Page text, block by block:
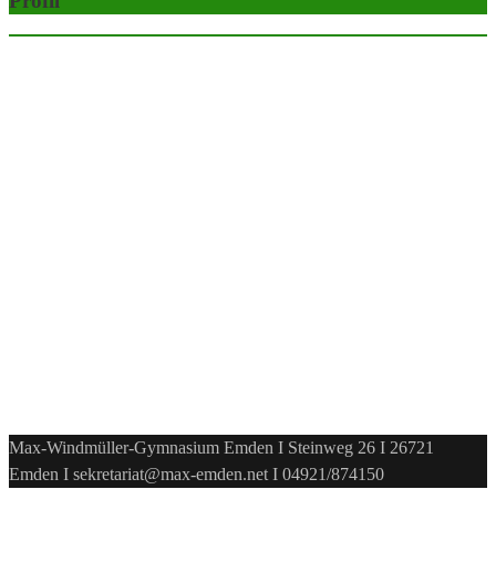
Max-Windmüller-Gymnasium Emden I Steinweg 26 I 26721
Emden I sekretariat@max-emden.net I 04921/874150